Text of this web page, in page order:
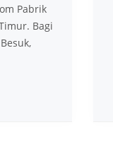
Pabrik
Bagi